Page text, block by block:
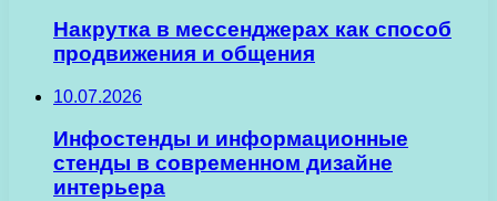
Накрутка в мессенджерах как способ
продвижения и общения
10.07.2026
Инфостенды и информационные
стенды в современном дизайне
интерьера